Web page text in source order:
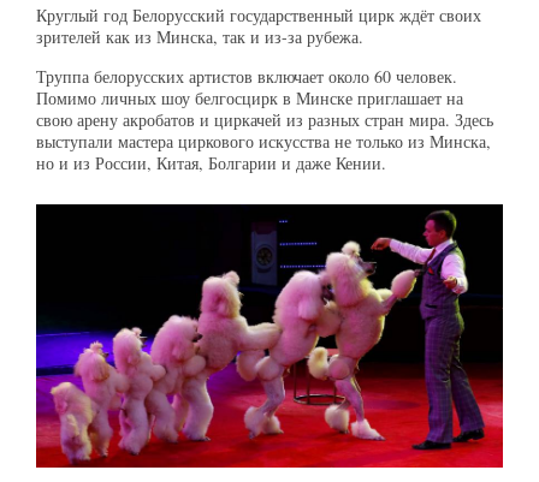
Круглый год Белорусский государственный цирк ждёт своих
зрителей как из Минска, так и из-за рубежа.
Труппа белорусских артистов включает около 60 человек.
Помимо личных шоу белгосцирк в Минске приглашает на
свою арену акробатов и циркачей из разных стран мира. Здесь
выступали мастера циркового искусства не только из Минска,
но и из России, Китая, Болгарии и даже Кении.